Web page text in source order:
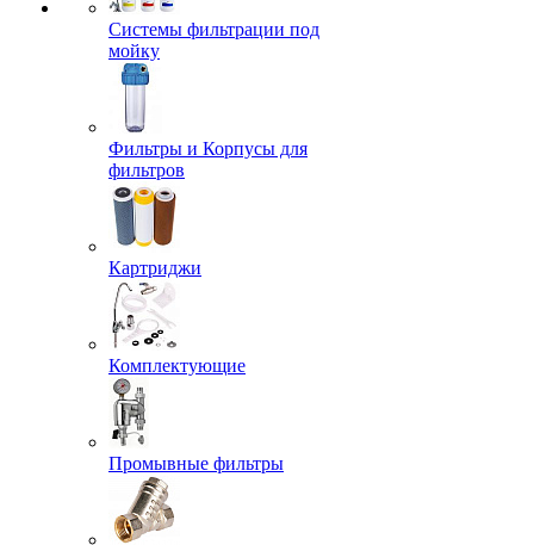
Системы фильтрации под
мойку
Фильтры и Корпусы для
фильтров
Картриджи
Комплектующие
Промывные фильтры